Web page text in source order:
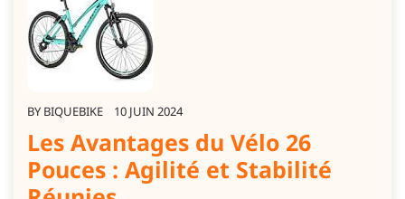
BY BIQUEBIKE 10 JUIN 2024
Les Avantages du Vélo 26
Pouces : Agilité et Stabilité